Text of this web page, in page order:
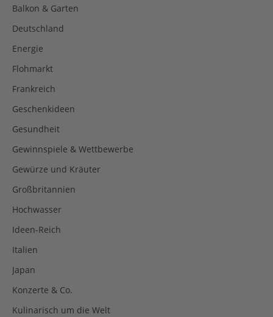
Balkon & Garten
Deutschland
Energie
Flohmarkt
Frankreich
Geschenkideen
Gesundheit
Gewinnspiele & Wettbewerbe
Gewürze und Kräuter
Großbritannien
Hochwasser
Ideen-Reich
Italien
Japan
Konzerte & Co.
Kulinarisch um die Welt